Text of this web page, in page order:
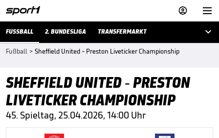


FUSSBALL 2. BUNDESLIGA TRANSFERMARKT 
Fußball > Sheffield United - Preston Liveticker Championship
SHEFFIELD UNITED - PRESTON
LIVETICKER CHAMPIONSHIP
45. Spieltag, 25.04.2026, 14:00 Uhr